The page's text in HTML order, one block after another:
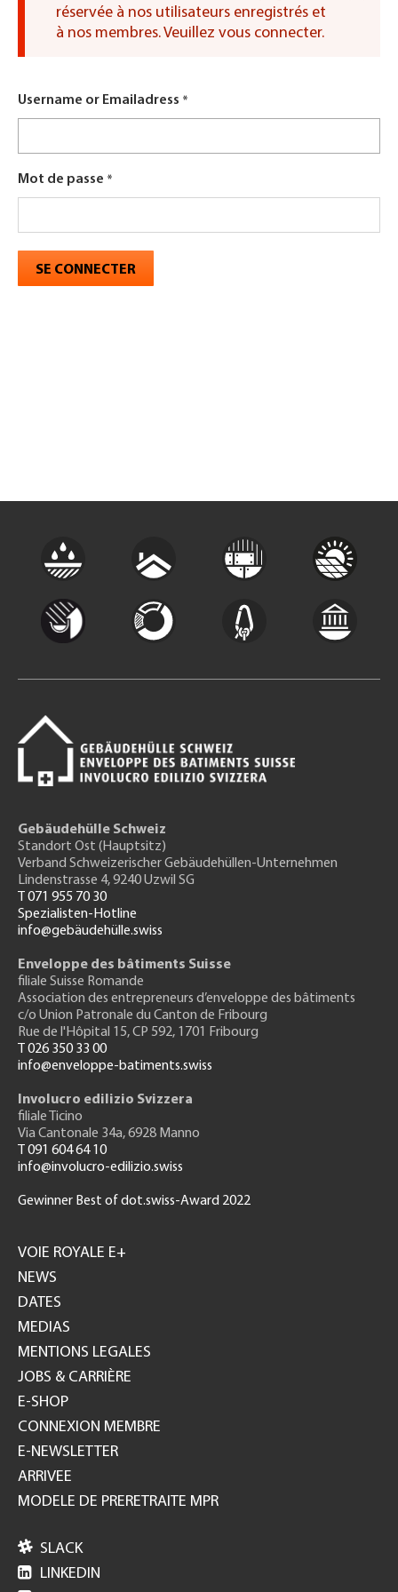
d'erreur
réservée à nos utilisateurs enregistrés et
à nos membres. Veuillez vous connecter.
Username or Emailadress
Mot de passe
SE CONNECTER
Gebäudehülle Schweiz
Standort Ost (Hauptsitz)
Verband Schweizerischer Gebäudehüllen-Unternehmen
Lindenstrasse 4, 9240 Uzwil SG
T 071 955 70 30
Spezialisten-Hotline
info@gebäudehülle.swiss
Enveloppe des bâtiments Suisse
filiale Suisse Romande
Association des entrepreneurs d’enveloppe des bâtiments
c/o Union Patronale du Canton de Fribourg
Rue de l'Hôpital 15, CP 592, 1701 Fribourg
T 026 350 33 00
info@enveloppe-batiments.swiss
Involucro edilizio Svizzera
filiale Ticino
Via Cantonale 34a, 6928 Manno
T 091 604 64 10
info@involucro-edilizio.swiss
Gewinner Best of dot.swiss-Award 2022
GH
VOIE ROYALE E+
NEWS
DATES
MEDIAS
MENTIONS LEGALES
JOBS & CARRIÈRE
E-SHOP
CONNEXION MEMBRE
E-NEWSLETTER
ARRIVEE
MODELE DE PRERETRAITE MPR
 SLACK
 LINKEDIN